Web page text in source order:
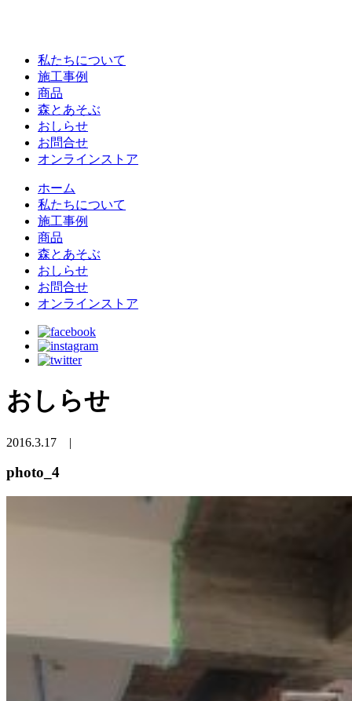
私たちについて
施工事例
商品
森とあそぶ
おしらせ
お問合せ
オンラインストア
ホーム
私たちについて
施工事例
商品
森とあそぶ
おしらせ
お問合せ
オンラインストア
おしらせ
2016.3.17 |
photo_4